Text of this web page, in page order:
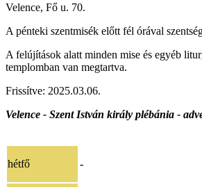
Velence, Fő u. 70.
A pénteki szentmisék előtt fél órával
A felújítások alatt minden mise és egyéb
templomban van megtartva.
Frissítve: 2025.03.06.
Velence - Szent István király plébánia -
hétfő -